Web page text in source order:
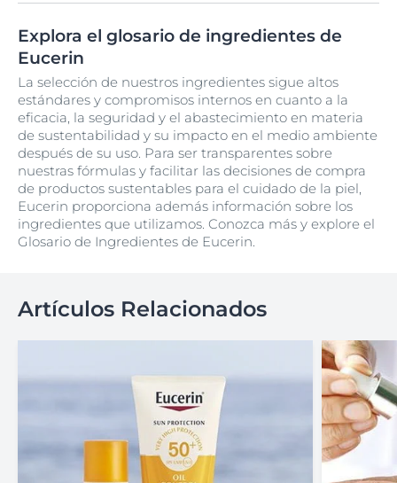
Explora el glosario de ingredientes de
Eucerin
La selección de nuestros ingredientes sigue altos
estándares y compromisos internos en cuanto a la
eficacia, la seguridad y el abastecimiento en materia
de sustentabilidad y su impacto en el medio ambiente
después de su uso. Para ser transparentes sobre
nuestras fórmulas y facilitar las decisiones de compra
de productos sustentables para el cuidado de la piel,
Eucerin proporciona además información sobre los
ingredientes que utilizamos. Conozca más y explore el
Glosario de Ingredientes de Eucerin.
Artículos Relacionados